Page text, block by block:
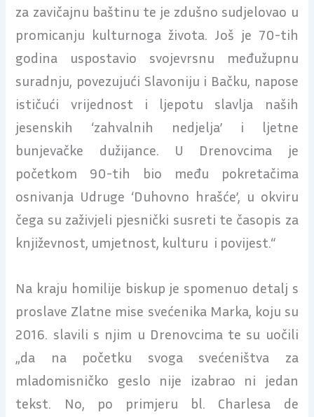
za zavičajnu baštinu te je zdušno sudjelovao u
promicanju kulturnoga života. Još je 70-tih
godina uspostavio svojevrsnu međužupnu
suradnju, povezujući Slavoniju i Bačku, napose
ističući vrijednost i ljepotu slavlja naših
jesenskih ‘zahvalnih nedjelja’ i ljetne
bunjevačke dužijance. U Drenovcima je
početkom 90-tih bio među pokretačima
osnivanja Udruge ‘Duhovno hrašće’, u okviru
čega su zaživjeli pjesnički susreti te časopis za
književnost, umjetnost, kulturu i povijest.“
Na kraju homilije biskup je spomenuo detalj s
proslave Zlatne mise svećenika Marka, koju su
2016. slavili s njim u Drenovcima te su uočili
„da na početku svoga svećeništva za
mladomisničko geslo nije izabrao ni jedan
tekst. No, po primjeru bl. Charlesa de